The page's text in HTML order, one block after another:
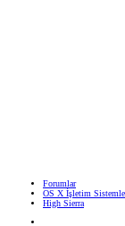
Forumlar
OS X İşletim
High Sierra